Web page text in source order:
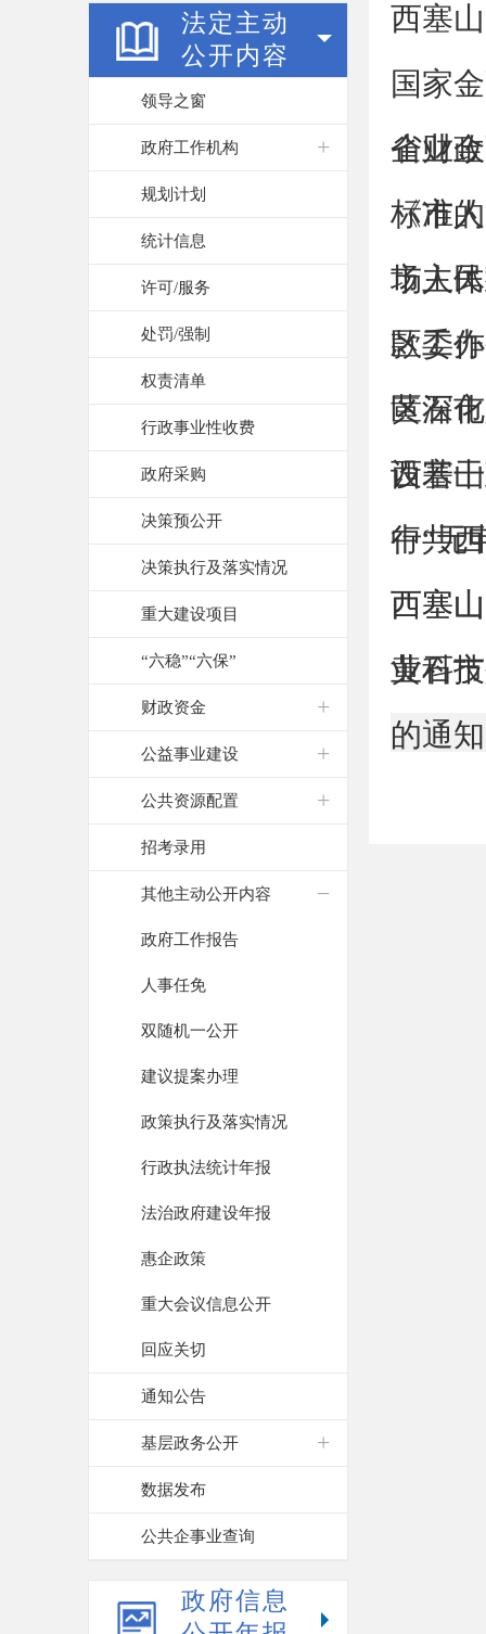
法定主动
公开内容
领导之窗
政府工作机构
规划计划
统计信息
许可/服务
处罚/强制
权责清单
行政事业性收费
政府采购
决策预公开
决策执行及落实情况
重大建设项目
“六稳”“六保”
财政资金
公益事业建设
公共资源配置
招考录用
其他主动公开内容
政府工作报告
人事任免
双随机一公开
建议提案办理
政策执行及落实情况
行政执法统计年报
法治政府建设年报
惠企政策
重大会议信息公开
回应关切
通知公告
基层政务公开
数据发布
公共企事业查询
政府信息
西塞
国家
企业
省财
标准
《市
场主
市人
款工
区委
区深
黄石
设若
西塞
行“无
中共
西塞
西塞
业科
黄石
的通知